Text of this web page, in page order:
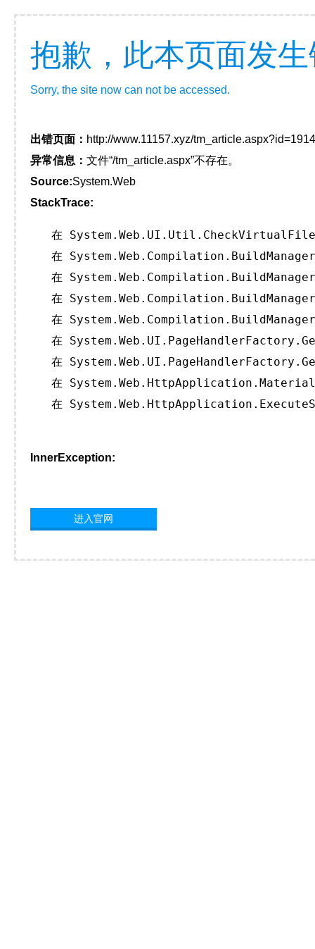
抱歉，此本页面发
Sorry, the site now can not be accessed.
出错页面： http://www.11157.xyz/
异常信息： 文件“/tm_article.aspx”不存在。
Source:System.Web
StackTrace:
在
在
在
在
在
在
在
在
在
InnerException:
进入官网